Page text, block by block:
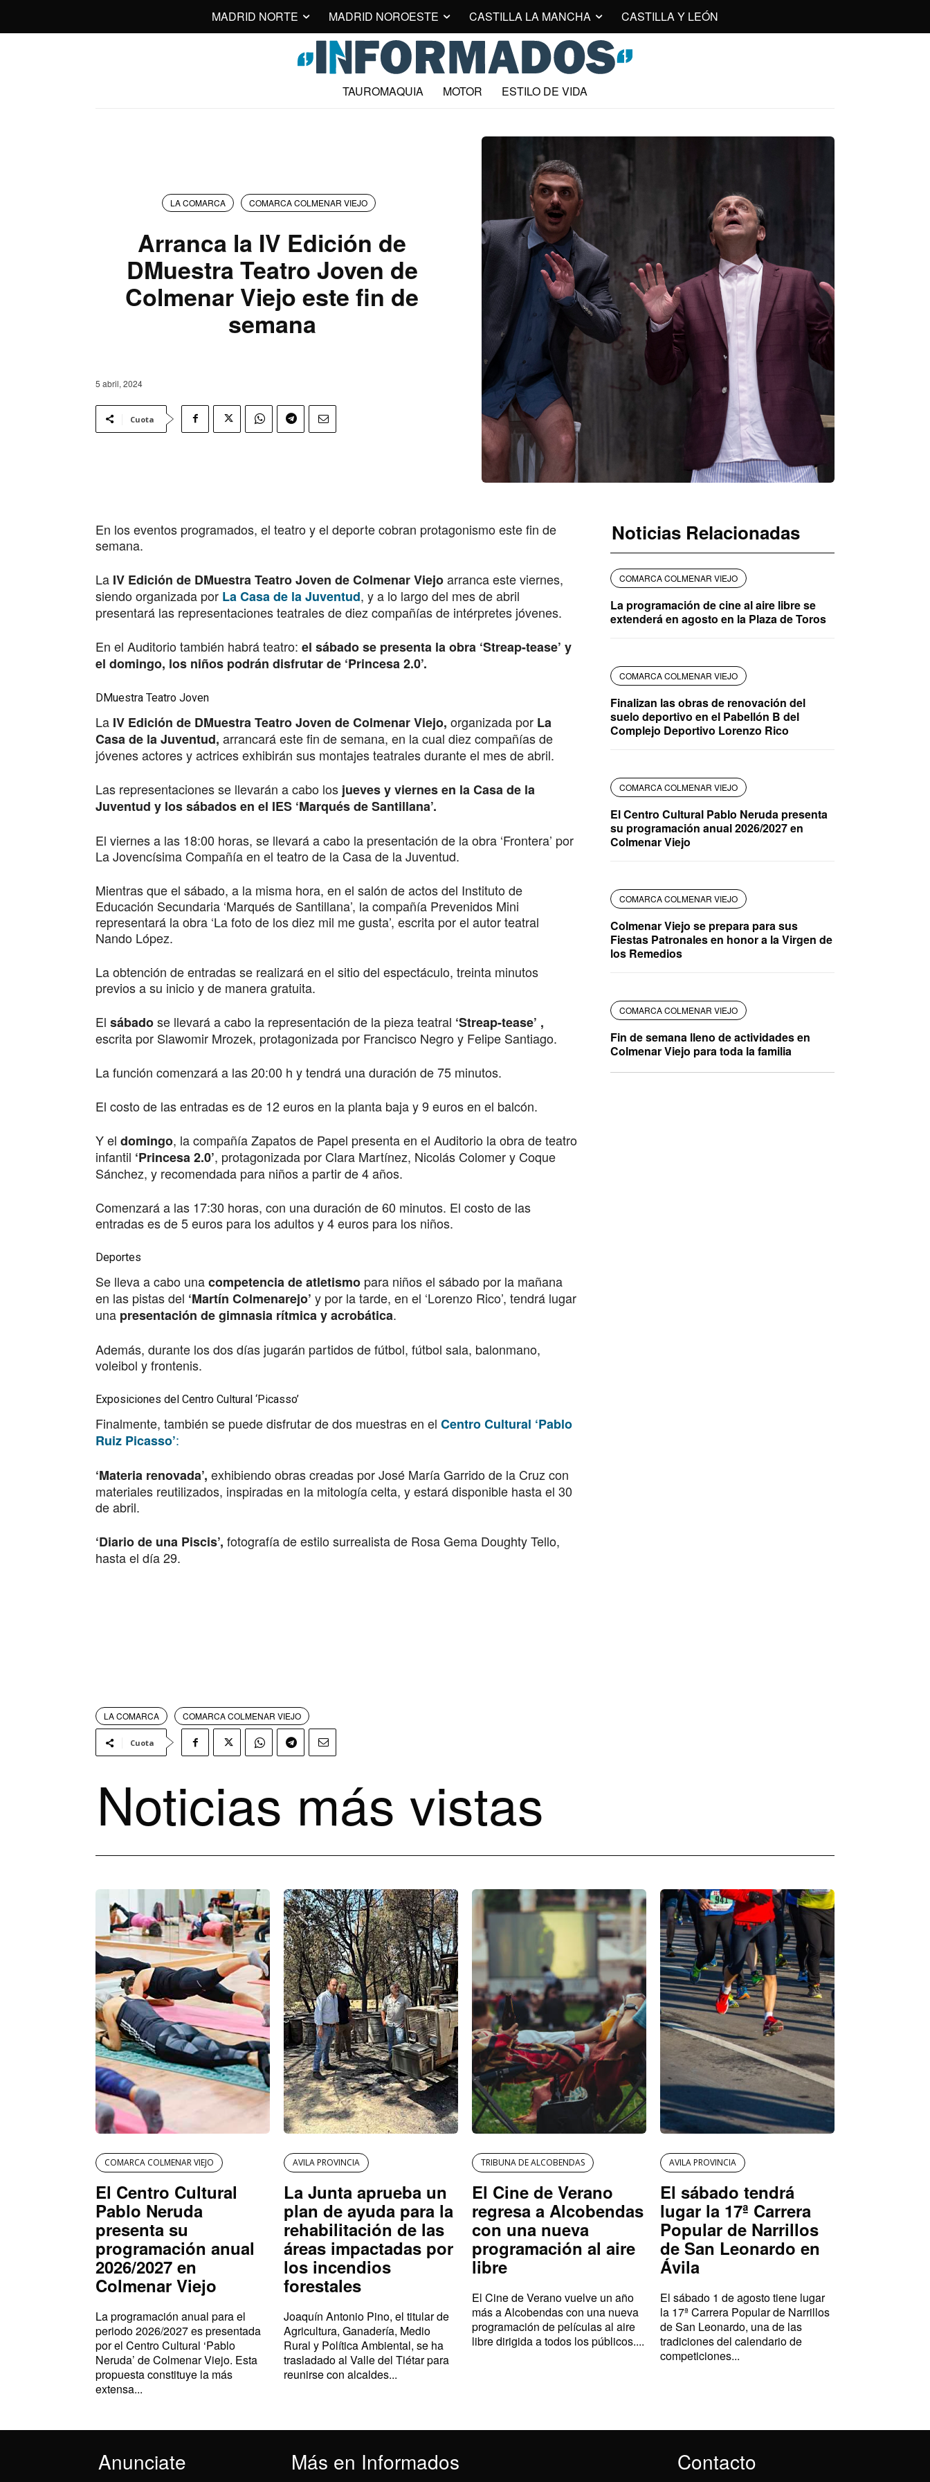
MADRID NORTE MADRID NOROESTE CASTILLA LA MANCHA CASTILLA Y LEÓN
TAUROMAQUIA MOTOR ESTILO DE VIDA
LA COMARCA COMARCA COLMENAR VIEJO
Arranca la IV Edición de
DMuestra Teatro Joven de
Colmenar Viejo este fin de
semana
5 abril, 2024
Cuota
En los eventos programados, el teatro y el deporte cobran protagonismo este fin de
semana.
La IV Edición de DMuestra Teatro Joven de Colmenar Viejoarranca este viernes,
siendo organizada por La Casa de la Juventud, y a lo largo del mes de abril
presentará las representaciones teatrales de diez compañías de intérpretes jóvenes.
En el Auditorio también habrá teatro: el sábado se presenta la obra ‘Streap-tease’ y
el domingo, los niños podrán disfrutar de ‘Princesa 2.0’.
DMuestra Teatro Joven
La IV Edición de DMuestra Teatro Joven de Colmenar Viejo, organizada por La
Casa de la Juventud, arrancará este fin de semana, en la cual diez compañías de
jóvenes actores y actrices exhibirán sus montajes teatrales durante el mes de abril.
Las representaciones se llevarán a cabo los jueves y viernes en la Casa de la
Juventud y los sábados en el IES ‘Marqués de Santillana’.
El viernes a las 18:00 horas, se llevará a cabo la presentación de la obra ‘Frontera’ por
La Jovencísima Compañía en el teatro de la Casa de la Juventud.
Mientras que el sábado, a la misma hora, en el salón de actos del Instituto de
Educación Secundaria ‘Marqués de Santillana’, la compañía Prevenidos Mini
representará la obra ‘La foto de los diez mil me gusta’, escrita por el autor teatral
Nando López.
La obtención de entradas se realizará en el sitio del espectáculo, treinta minutos
previos a su inicio y de manera gratuita.
El sábadose llevará a cabo la representación de la pieza teatral ‘Streap-tease’ ,
escrita por Slawomir Mrozek, protagonizada por Francisco Negro y Felipe Santiago.
La función comenzará a las 20:00 h y tendrá una duración de 75 minutos.
El costo de las entradas es de 12 euros en la planta baja y 9 euros en el balcón.
Y el domingo, la compañía Zapatos de Papel presenta en el Auditorio la obra de teatro
infantil ‘Princesa 2.0’, protagonizada por Clara Martínez, Nicolás Colomer y Coque
Sánchez, y recomendada para niños a partir de 4 años.
Comenzará a las 17:30 horas, con una duración de 60 minutos. El costo de las
entradas es de 5 euros para los adultos y 4 euros para los niños.
Deportes
Se lleva a cabo unacompetencia de atletismo para niños el sábado por la mañana
en las pistas del ‘Martín Colmenarejo’ y por la tarde, en el ‘Lorenzo Rico’, tendrá lugar
una presentación de gimnasia rítmica y acrobática.
Además, durante los dos días jugarán partidos de fútbol, fútbol sala, balonmano,
voleibol y frontenis.
Exposiciones del Centro Cultural ‘Picasso’
Finalmente, también se puede disfrutar de dos muestras en el Centro Cultural ‘Pablo
Ruiz Picasso’:
‘Materia renovada’, exhibiendo obras creadas por José María Garrido de la Cruz con
materiales reutilizados, inspiradas en la mitología celta, y estará disponible hasta el 30
de abril.
‘Diario de una Piscis’, fotografía de estilo surrealista de Rosa Gema Doughty Tello,
hasta el día 29.
LA COMARCA COMARCA COLMENAR VIEJO
Cuota
Noticias Relacionadas
COMARCA COLMENAR VIEJO
La programación de cine al aire libre se
extenderá en agosto en la Plaza de Toros
COMARCA COLMENAR VIEJO
Finalizan las obras de renovación del
suelo deportivo en el Pabellón B del
Complejo Deportivo Lorenzo Rico
COMARCA COLMENAR VIEJO
El Centro Cultural Pablo Neruda presenta
su programación anual 2026/2027 en
Colmenar Viejo
COMARCA COLMENAR VIEJO
Colmenar Viejo se prepara para sus
Fiestas Patronales en honor a la Virgen de
los Remedios
COMARCA COLMENAR VIEJO
Fin de semana lleno de actividades en
Colmenar Viejo para toda la familia
Noticias más vistas
COMARCA COLMENAR VIEJO
El Centro Cultural
Pablo Neruda
presenta su
programación anual
2026/2027 en
Colmenar Viejo
La programación anual para el
periodo 2026/2027 es presentada
por el Centro Cultural ‘Pablo
Neruda’ de Colmenar Viejo. Esta
propuesta constituye la más
extensa...
AVILA PROVINCIA
La Junta aprueba un
plan de ayuda para la
rehabilitación de las
áreas impactadas por
los incendios
forestales
Joaquín Antonio Pino, el titular de
Agricultura, Ganadería, Medio
Rural y Política Ambiental, se ha
trasladado al Valle del Tiétar para
reunirse con alcaldes...
TRIBUNA DE ALCOBENDAS
El Cine de Verano
regresa a Alcobendas
con una nueva
programación al aire
libre
El Cine de Verano vuelve un año
más a Alcobendas con una nueva
programación de películas al aire
libre dirigida a todos los públicos....
AVILA PROVINCIA
El sábado tendrá
lugar la 17ª Carrera
Popular de Narrillos
de San Leonardo en
Ávila
El sábado 1 de agosto tiene lugar
la 17ª Carrera Popular de Narrillos
de San Leonardo, una de las
tradiciones del calendario de
competiciones...
Anunciate Más en Informados Contacto